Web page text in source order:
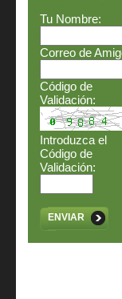
Tu Nombre:
Correo de
Código de
Validación:
Introduzca el
Código de
Validación:
ENVIAR